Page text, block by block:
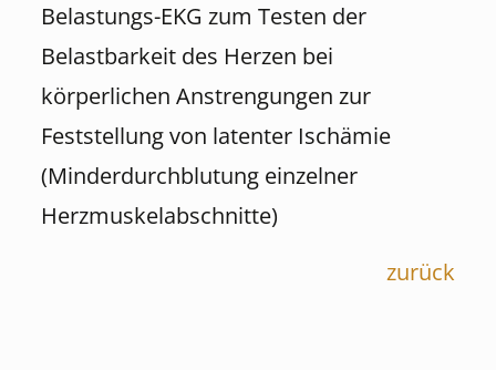
Belastungs-EKG zum Testen der
Belastbarkeit des Herzen bei
körperlichen Anstrengungen zur
Feststellung von latenter Ischämie
(Minderdurchblutung einzelner
Herzmuskelabschnitte)
zurück